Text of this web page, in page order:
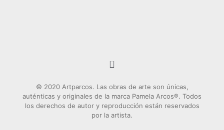
© 2020 Artparcos. Las obras de arte son únicas,
auténticas y originales de la marca Pamela Arcos®. Todos
los derechos de autor y reproducción están reservados
por la artista.